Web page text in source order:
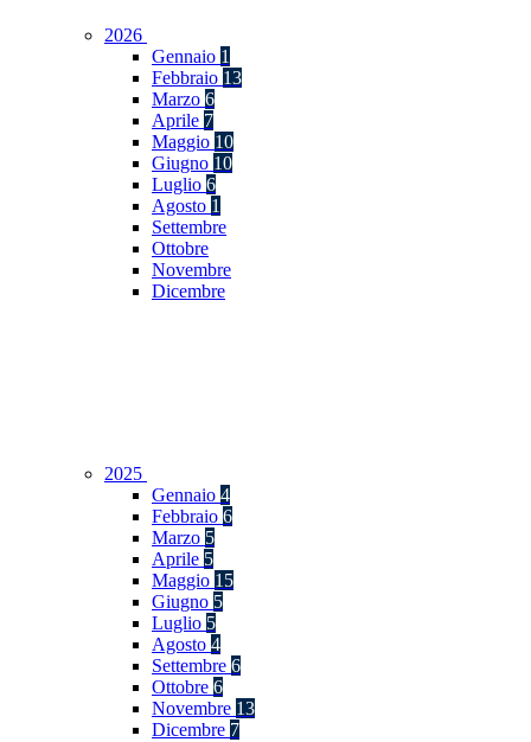
2026
Gennaio 1
Febbraio 13
Marzo 6
Aprile 7
Maggio 10
Giugno 10
Luglio 6
Agosto 1
Settembre
Ottobre
Novembre
Dicembre
2025
Gennaio 4
Febbraio 6
Marzo 5
Aprile 5
Maggio 15
Giugno 5
Luglio 5
Agosto 4
Settembre 6
Ottobre 6
Novembre 13
Dicembre 7